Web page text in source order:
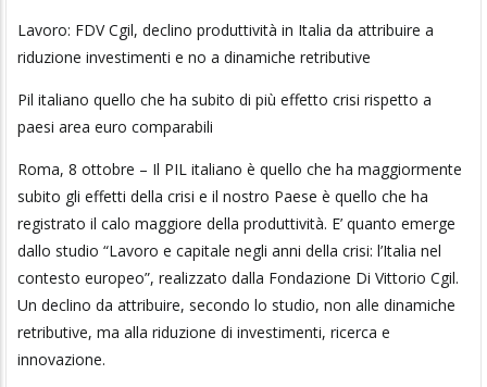
Lavoro: FDV Cgil, declino produttività in Italia da attribuire a
riduzione investimenti e no a dinamiche retributive
Pil italiano quello che ha subito di più effetto crisi rispetto a
paesi area euro comparabili
Roma, 8 ottobre – Il PIL italiano è quello che ha maggiormente
subito gli effetti della crisi e il nostro Paese è quello che ha
registrato il calo maggiore della produttività. E’ quanto emerge
dallo studio “Lavoro e capitale negli anni della crisi: l’Italia nel
contesto europeo”, realizzato dalla Fondazione Di Vittorio Cgil.
Un declino da attribuire, secondo lo studio, non alle dinamiche
retributive, ma alla riduzione di investimenti, ricerca e
innovazione.